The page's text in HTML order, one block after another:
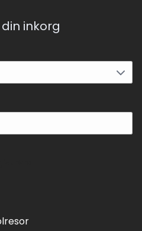
inkorg